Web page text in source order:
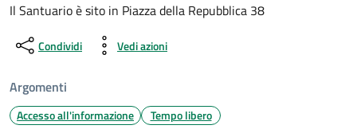
Il Santuario è sito in Piazza della Repubblica 38
Condividi Vedi azioni
Argomenti
Accesso all'informazione Tempo libero